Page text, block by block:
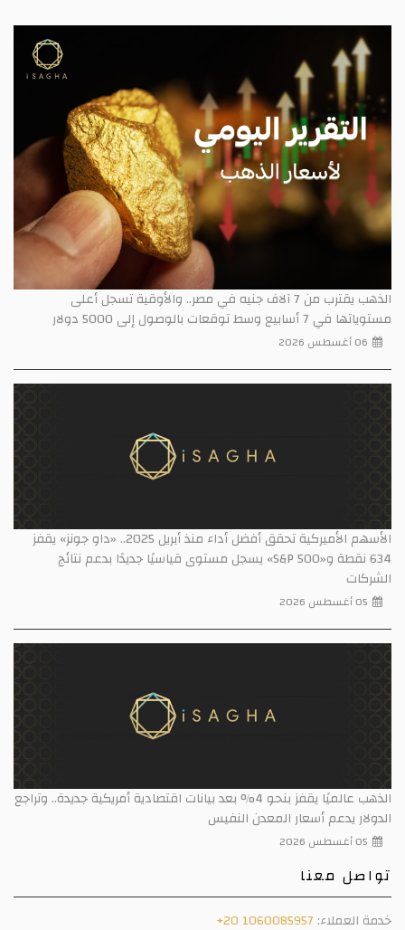
الذهب يقترب من 7 آلاف جنيه في مصر.. والأوقية تسجل أعلى
مستوياتها في 7 أسابيع وسط توقعات بالوصول إلى 5000 دولار
06 أغسطس 2026
الأسهم الأميركية تحقق أفضل أداء منذ أبريل 2025.. «داو جونز» يقفز
634 نقطة و«S&P 500» يسجل مستوى قياسيًا جديدًا بدعم نتائج
الشركات
05 أغسطس 2026
الذهب عالميًا يقفز بنحو 4% بعد بيانات اقتصادية أمريكية جديدة.. وتراجع
الدولار يدعم أسعار المعدن النفيس
05 أغسطس 2026
تواصل معنا
خدمة العملاء: +20 1060085957